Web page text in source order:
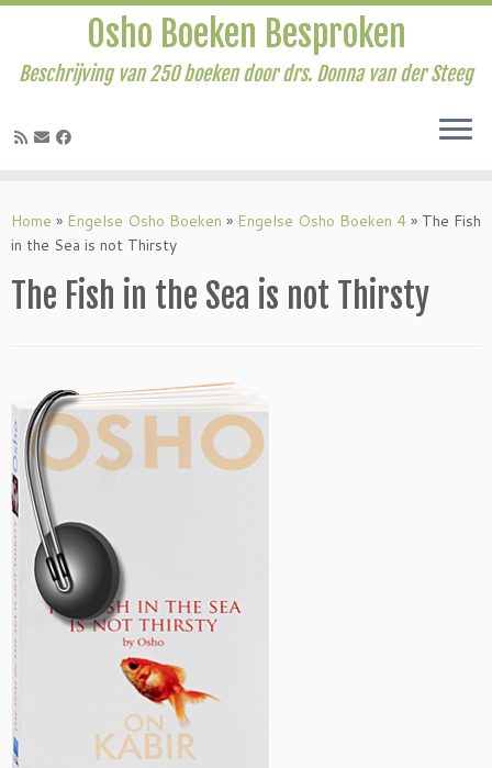
naar
inhoud
Osho Boeken Besproken
Beschrijving van 250 boeken door drs. Donna van der Steeg
Home » Engelse Osho Boeken » Engelse Osho Boeken 4 » The Fish
in the Sea is not Thirsty
The Fish in the Sea is not Thirsty